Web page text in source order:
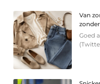
Van
Goed